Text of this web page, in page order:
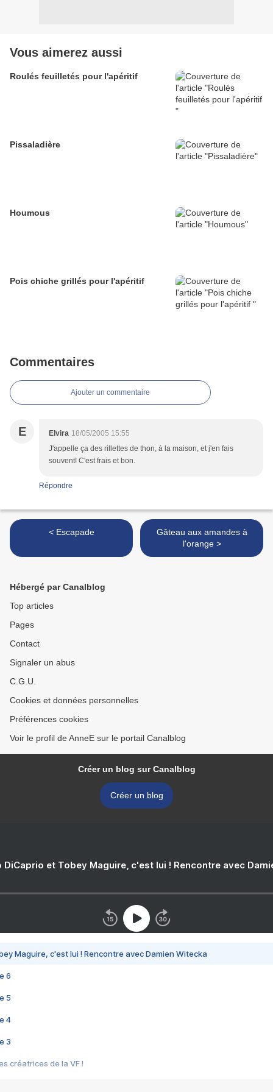
Vous aimerez aussi
Roulés feuilletés pour l'apéritif
Pissaladière
Houmous
Pois chiche grillés pour l'apéritif
Commentaires
Ajouter un commentaire
E Elvira 18/05/2005 15:55
J'appelle ça des rillettes de thon, à la maison, et j'en fais
souvent! C'est frais et bon.
Répondre
< Escapade
Gâteau aux amandes à
l'orange >
Hébergé par Canalblog
Top articles
Pages
Contact
Signaler un abus
C.G.U.
Cookies et données personnelles
Préférences cookies
Voir le profil de AnneE sur le portail Canalblog
Créer un blog sur Canalblog
Créer un blog
DiCaprio et Tobey Maguire, c'est lui ! Rencontre avec
Maguire, c'est lui ! Rencontre avec Damien Witecka
6
5
4
3
créatrices de la VF !